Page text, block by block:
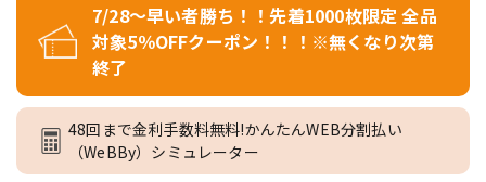
7/28～早い者勝ち！！先着1000枚限定 全品
対象5％OFFクーポン！！！※無くなり次第
終了
48回まで金利手数料無料!かんたんWEB分割払い
（WeBBy）シミュレーター